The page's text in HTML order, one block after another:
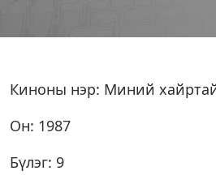
Киноны нэр: Миний
Он: 1987
Бүлэг: 9